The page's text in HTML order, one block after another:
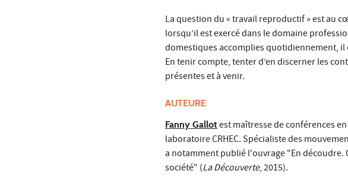
La question du « travail reproductif » est au
lorsqu’il est exercé dans le domaine
domestiques accomplies quotidiennement, il
En tenir compte, tenter d’en discerner les
présentes et à venir.
AUTEURE
Fanny Gallotest maîtresse de conférences
laboratoire CRHEC. Spécialiste des
a notamment publié l'ouvrage "En
société" (La Découverte, 2015).